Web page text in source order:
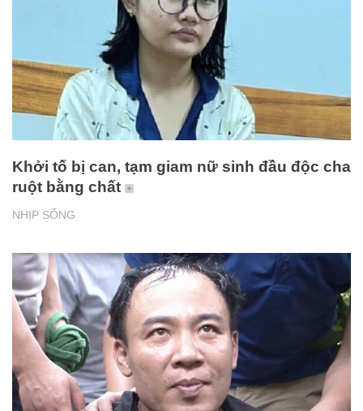
NHỊP SỐNG
Khởi tố bị can, tạm giam nữ sinh đầu độc cha
ruột bằng chất